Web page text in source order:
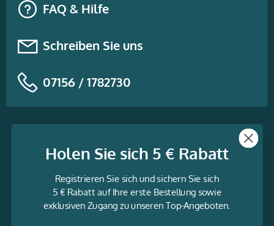
FAQ & Hilfe
Schreiben Sie uns
07156 / 1782730
Informationen
Holen Sie sich 5 € Rabatt
Registrieren Sie sich und sichern Sie sich
5 € Rabatt auf Ihre erste Bestellung sowie
exklusiven Zugang zu unseren Top-Angeboten.